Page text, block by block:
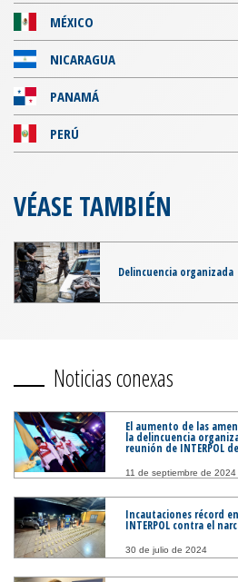
MÉXICO
NICARAGUA
PANAMÁ
PERÚ
VÉASE TAMBIÉN
Delincuencia organizada
Noticias conexas
El aumento de las
la delincuencia
reunión de INTERPOL
11 de septiembre de 2024
Incautaciones récord
INTERPOL contra el
30 de julio de 2024